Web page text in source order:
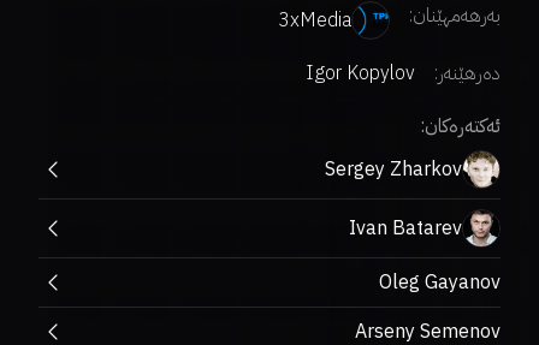
بەرهەمهێنان:
3xMedia
دەرهێنەر:
Igor Kopylov
ئەکتەرەکان:
Sergey Zharkov
Ivan Batarev
Oleg Gayanov
Arseny Semenov